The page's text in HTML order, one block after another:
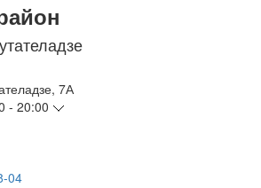
7А
- 20:00
04